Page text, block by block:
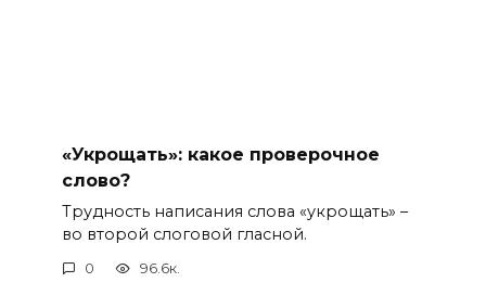
«Укрощать»: какое проверочное
слово?
Трудность написания слова «укрощать» –
во второй слоговой гласной.
0 96.6к.